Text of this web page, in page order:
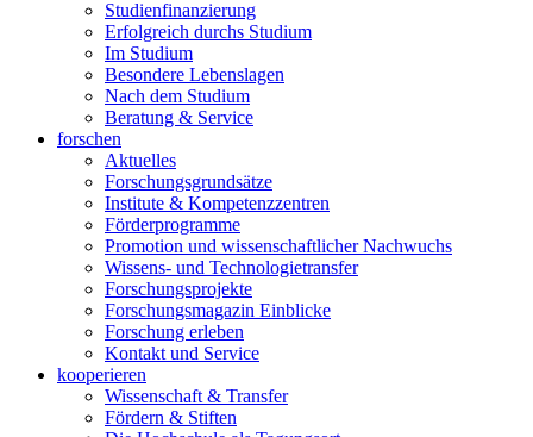
Studienfinanzierung
Erfolgreich durchs Studium
Im Studium
Besondere Lebenslagen
Nach dem Studium
Beratung & Service
forschen
Aktuelles
Forschungsgrundsätze
Institute & Kompetenzzentren
Förderprogramme
Promotion und wissenschaftlicher Nachwuchs
Wissens- und Technologietransfer
Forschungsprojekte
Forschungsmagazin Einblicke
Forschung erleben
Kontakt und Service
kooperieren
Wissenschaft & Transfer
Fördern & Stiften